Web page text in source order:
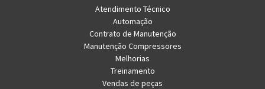
Atendimento Técnico
Automação
Contrato de Manutenção
Manutenção Compressores
Melhorias
Treinamento
Vendas de peças